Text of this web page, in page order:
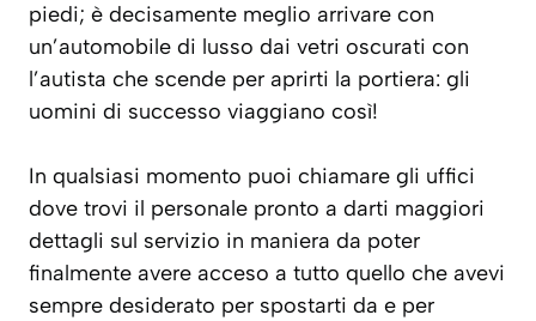
piedi; è decisamente meglio arrivare con
un’automobile di lusso dai vetri oscurati con
l’autista che scende per aprirti la portiera: gli
uomini di successo viaggiano così!
In qualsiasi momento puoi chiamare gli uffici
dove trovi il personale pronto a darti maggiori
dettagli sul servizio in maniera da poter
finalmente avere acceso a tutto quello che avevi
sempre desiderato per spostarti da e per